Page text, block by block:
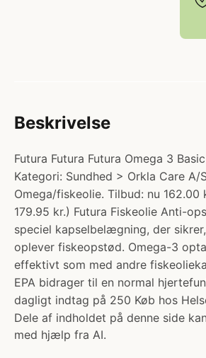
Beskrivelse
Futura Futura Futura Omega 3
Kategori: Sundhed > Orkla Care A/
Omega/fiskeolie. Tilbud: nu 162.00
179.95 kr.) Futura Fiskeolie Anti-
speciel kapselbelægning, der
oplever fiskeopstød. Omega-3
effektivt som med andre
EPA bidrager til en normal
dagligt indtag på 250 Køb hos
Dele af indholdet på denne side
med hjælp fra AI.